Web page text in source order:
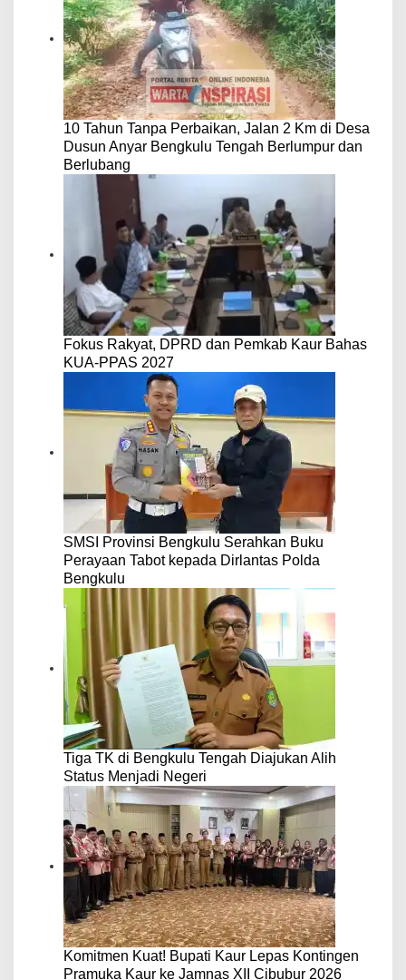
10 Tahun Tanpa Perbaikan, Jalan 2 Km di Desa
Dusun Anyar Bengkulu Tengah Berlumpur dan
Berlubang
Fokus Rakyat, DPRD dan Pemkab Kaur Bahas
KUA-PPAS 2027
SMSI Provinsi Bengkulu Serahkan Buku
Perayaan Tabot kepada Dirlantas Polda
Bengkulu
Tiga TK di Bengkulu Tengah Diajukan Alih
Status Menjadi Negeri
Komitmen Kuat! Bupati Kaur Lepas Kontingen
Pramuka Kaur ke Jamnas XII Cibubur 2026